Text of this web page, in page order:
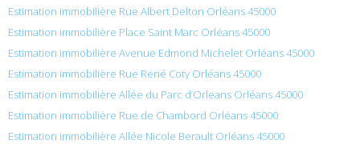
Estimation immobilière Rue Albert Delton Orléans 45000
Estimation immobilière Place Saint Marc Orléans 45000
Estimation immobilière Avenue Edmond Michelet Orléans 45000
Estimation immobilière Rue René Coty Orléans 45000
Estimation immobilière Allée du Parc d’Orleans Orléans 45000
Estimation immobilière Rue de Chambord Orléans 45000
Estimation immobilière Allée Nicole Berault Orléans 45000